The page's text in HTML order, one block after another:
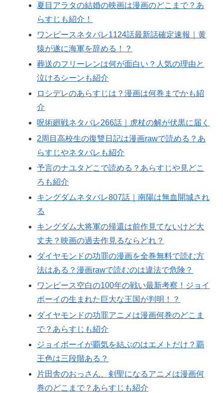
夏目アラタの結婚の映画は漫画のどこまで？あ
らすじも紹介！
ワンピースネタバレ1124話最新話確定速報｜黄
猿が遂に海軍を辞める！？
葬送のフリーレンは何が面白い？人気の理由と
泣けるシーンも紹介
ロシデレのあらすじは？漫画は何巻までかも紹
介
呪術廻戦ネタバレ266話｜虎杖の解が伏黒に届く
2周目高校生の復讐日記は漫画rawで読める？あ
らすじやネタバレも紹介
予言のナユタどこで読める？あらすじや見どこ
ろも紹介
キングダムネタバレ807話｜南陽は無血開城され
る
キングダム大将軍の帰還は前作見てないけど大
丈夫？映画の過去作見るならどれ？
ダイヤモンドの功罪の漫画を全巻無料で読む方
法はある？漫画rawで読むのは違法で危険？
ワンピース空白の100年の戦い最新考察！ジョイ
ボーイの生まれた巨大な王国が判明！？
ダイヤモンドの功罪アニメは漫画何巻のどこま
で？あらすじも紹介
ジョイボーイが覇気を結ぶのはエメトだけ？覇
王色は三段階ある？
片田舎のおっさん、剣聖になるアニメは漫画何
巻のどこまで？あらすじも紹介